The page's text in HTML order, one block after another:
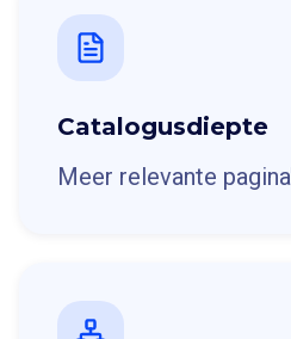
Catalogusdiepte
Meer relevante